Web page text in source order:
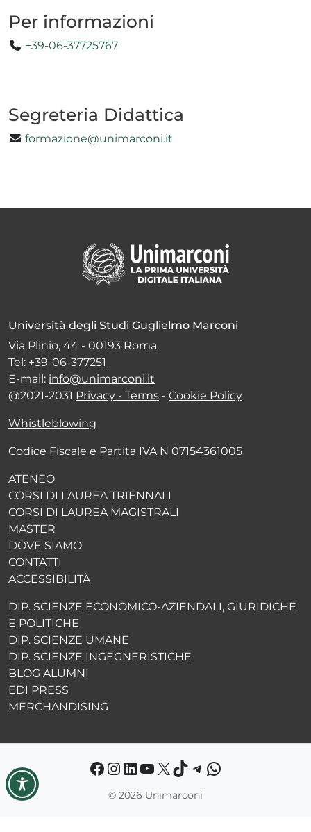
Per informazioni
+39-06-37725767
Segreteria Didattica
formazione@unimarconi.it
Università degli Studi Guglielmo Marconi
Via Plinio, 44 - 00193 Roma
Tel: +39-06-377251
E-mail: info@unimarconi.it
@2021-2031 Privacy - Terms - Cookie Policy
Whistleblowing
Codice Fiscale e Partita IVA N 07154361005
ATENEO
CORSI DI LAUREA TRIENNALI
CORSI DI LAUREA MAGISTRALI
MASTER
DOVE SIAMO
CONTATTI
ACCESSIBILITÀ
DIP. SCIENZE ECONOMICO-AZIENDALI, GIURIDICHE
E POLITICHE
DIP. SCIENZE UMANE
DIP. SCIENZE INGEGNERISTICHE
BLOG ALUMNI
EDI PRESS
MERCHANDISING
Facebook Instagram LinkedIn YouTube X TikTok Telegram WhatsApp
© 2026 Unimarconi